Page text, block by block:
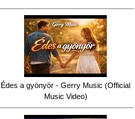
Édes a gyönyör - Gerry Music (Official
Music Video)